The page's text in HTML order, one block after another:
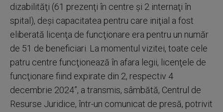
dizabilităţi (61 prezenţi în centre şi 2 internaţi în
spital), deşi capacitatea pentru care iniţial a fost
eliberată licenţa de funcţionare era pentru un număr
de 51 de beneficiari. La momentul vizitei, toate cele
patru centre funcţionează în afara legii, licenţele de
funcţionare fiind expirate din 2, respectiv 4
decembrie 2024”, a transmis, sâmbătă, Centrul de
Resurse Juridice, într-un comunicat de presă, potrivit